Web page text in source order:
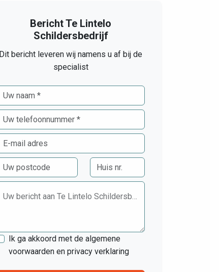
Bericht Te Lintelo
Schildersbedrijf
Dit bericht leveren wij namens u af bij de
specialist
Uw bericht aan Te Lintelo Schildersbedrijf
Ik ga akkoord met de algemene
voorwaarden en privacy verklaring